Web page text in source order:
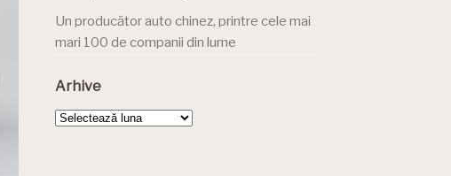
Un producător auto chinez, printre cele mai
mari 100 de companii din lume
Arhive
Arhive